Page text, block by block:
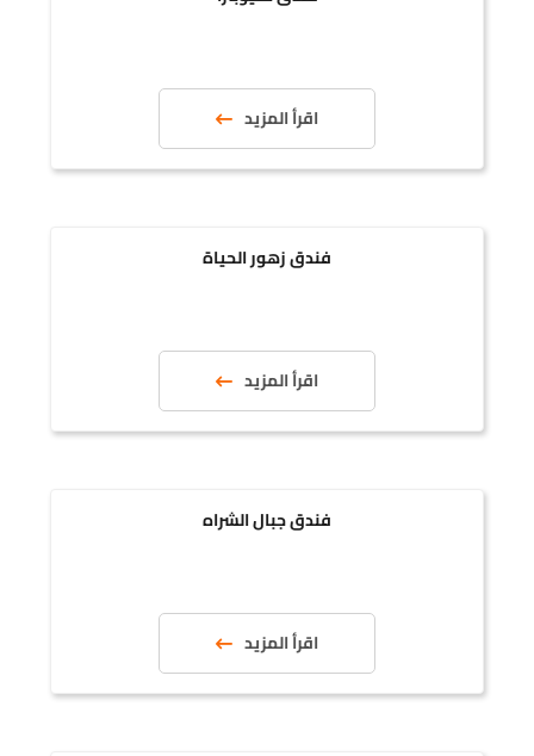
اقرأ المزيد
فندق زهور الحياة
اقرأ المزيد
فندق جبال الشراه
اقرأ المزيد